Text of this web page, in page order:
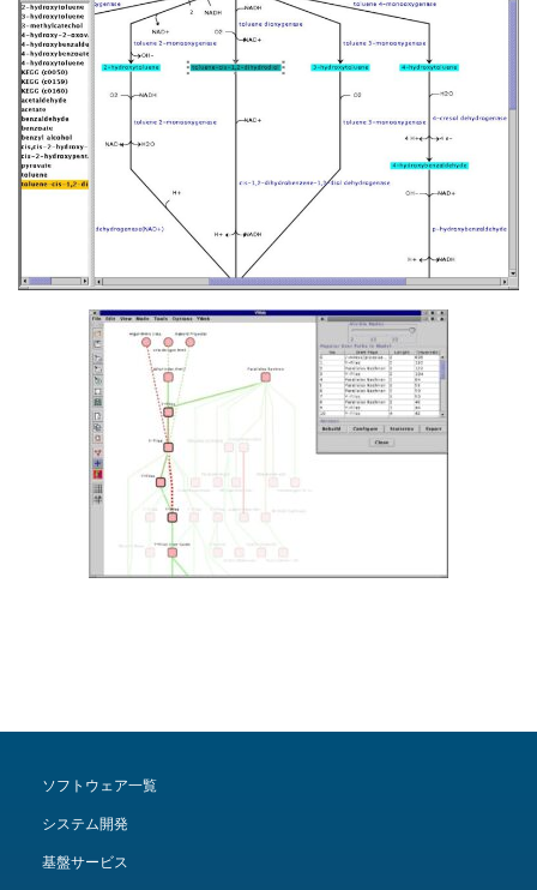
ソフトウェア一覧
システム開発
基盤サービス